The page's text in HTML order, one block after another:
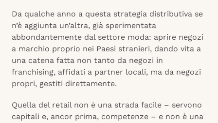
Da qualche anno a questa strategia distributiva se
n’è aggiunta un’altra, già sperimentata
abbondantemente dal settore moda: aprire negozi
a marchio proprio nei Paesi stranieri, dando vita a
una catena fatta non tanto da negozi in
franchising, affidati a partner locali, ma da negozi
propri, gestiti direttamente.
Quella del retail non è una strada facile – servono
capitali e, ancor prima, competenze – e non è una